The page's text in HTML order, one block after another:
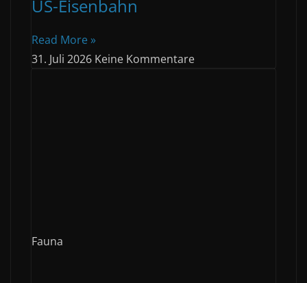
US-Eisenbahn
Read More »
31. Juli 2026 Keine Kommentare
Fauna